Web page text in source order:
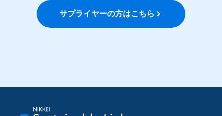
サプライヤーの方はこちら